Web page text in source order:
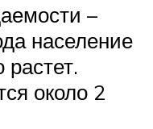
–
население
растет.
около 2